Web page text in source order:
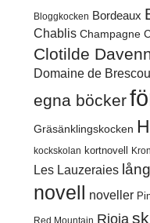
Bloggkocken Bordeaux
Chablis Champagne
Clotilde
Domaine de Brescou
egna böcker
Gräsänklingskocken
kockskolan kortnovell
Les Lauzeraies
novell noveller
Red Mountain Rioja